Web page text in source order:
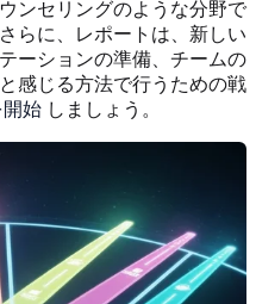
ンセリングのような分野で
らに、レポートは、新しい
ーションの準備、チームの
感じる方法で行うための戦
始 しましょう。